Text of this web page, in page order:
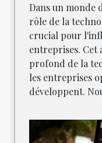
Dans un monde
rôle de la
crucial pour
entreprises. Cet
profond de la
les entreprises
développent.